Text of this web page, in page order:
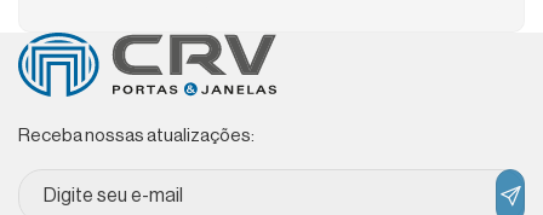
Receba nossas atualizações: